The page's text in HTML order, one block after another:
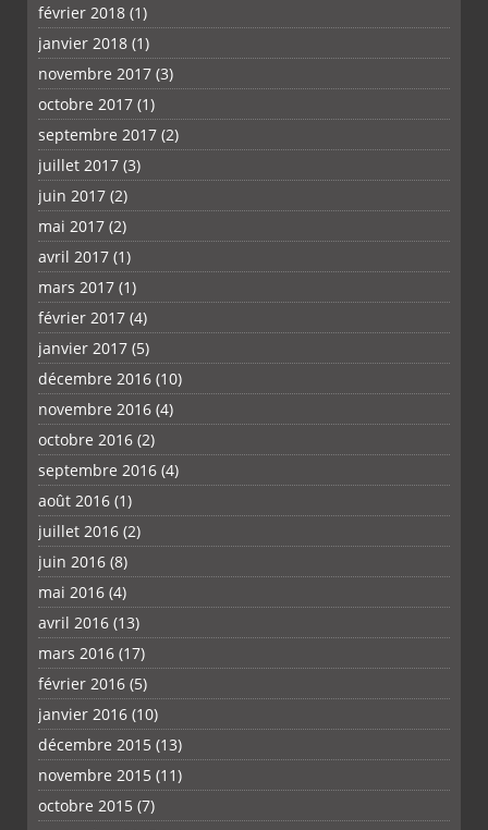
février 2018 (1)
janvier 2018 (1)
novembre 2017 (3)
octobre 2017 (1)
septembre 2017 (2)
juillet 2017 (3)
juin 2017 (2)
mai 2017 (2)
avril 2017 (1)
mars 2017 (1)
février 2017 (4)
janvier 2017 (5)
décembre 2016 (10)
novembre 2016 (4)
octobre 2016 (2)
septembre 2016 (4)
août 2016 (1)
juillet 2016 (2)
juin 2016 (8)
mai 2016 (4)
avril 2016 (13)
mars 2016 (17)
février 2016 (5)
janvier 2016 (10)
décembre 2015 (13)
novembre 2015 (11)
octobre 2015 (7)